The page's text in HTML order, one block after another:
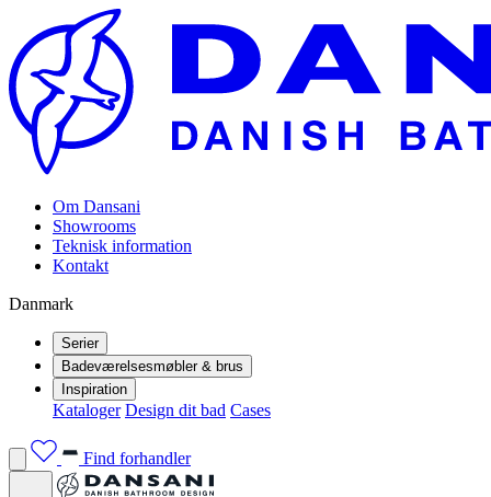
Om Dansani
Showrooms
Teknisk information
Kontakt
Danmark
Serier
Badeværelsesmøbler & brus
Inspiration
Kataloger Design dit bad Cases
Find forhandler